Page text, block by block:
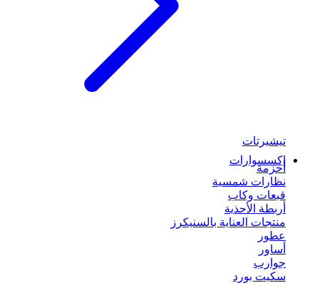
تيشيرتات
إكسسوارات
أحزمة
نظارات شمسية
قبعات وكاب
أربطة الأحذية
منتجات العناية بالسنيكرز
عطور
أساور
جوارب
سكيت بورد